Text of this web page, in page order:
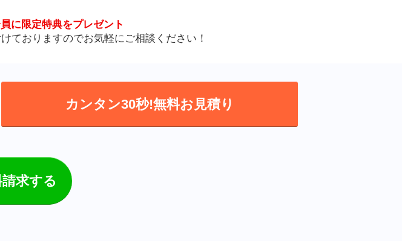
に 限定特典をプレゼント
ておりますのでお気軽にご相談ください！
カンタン30秒!無料お見積り
求する